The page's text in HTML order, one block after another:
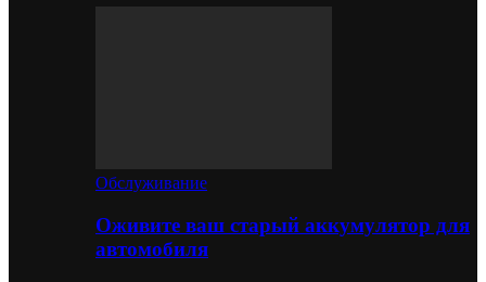
Обслуживание
Оживите ваш старый аккумулятор для
автомобиля